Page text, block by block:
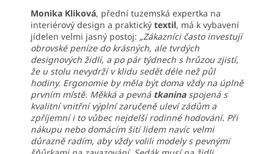
Monika Kliková, přední tuzemská expertka na
interiérový design a praktický textil, má k vybavení
jídelen velmi jasný postoj: „Zákazníci často investují
obrovské peníze do krásných, ale tvrdých
designových židlí, a po pár týdnech s hrůzou zjistí,
že u stolu nevydrží v klidu sedět déle než půl
hodiny. Ergonomie by měla být doma vždy na úplně
prvním místě. Měkká a pevná tkaninaspojená s
kvalitní vnitřní výplní zaručeně uleví zádům a
zpříjemní i to vůbec nejdelší rodinné hodování. Při
nákupu nebo domácím šití lidem navíc velmi
důrazně radím, aby vždy volili modely s pevnými